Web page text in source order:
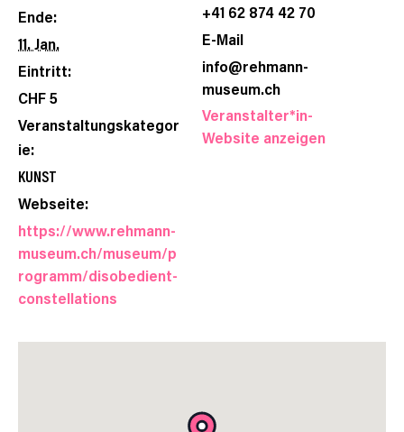
Ende:
11. Jan.
Eintritt:
CHF 5
Veranstaltungskategor
ie:
KUNST
Webseite:
https://www.rehmann-
museum.ch/museum/p
rogramm/disobedient-
constellations
+41 62 874 42 70
E-Mail
info@rehmann-
museum.ch
Veranstalter*in-
Website anzeigen